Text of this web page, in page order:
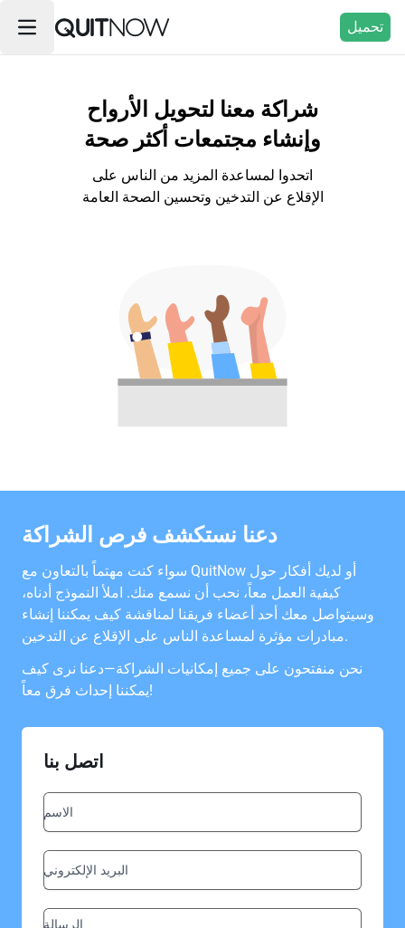
تحميل
شراكة معنا لتحويل الأرواح
وإنشاء مجتمعات أكثر صحة
اتحدوا لمساعدة المزيد من الناس على
الإقلاع عن التدخين وتحسين الصحة العامة
دعنا نستكشف فرص الشراكة
سواء كنت مهتماً بالتعاون مع QuitNow أو لديك أفكار حول
كيفية العمل معاً، نحب أن نسمع منك. املأ النموذج أدناه،
وسيتواصل معك أحد أعضاء فريقنا لمناقشة كيف يمكننا إنشاء
مبادرات مؤثرة لمساعدة الناس على الإقلاع عن التدخين.
نحن منفتحون على جميع إمكانيات الشراكة—دعنا نرى كيف
يمكننا إحداث فرق معاً!
اتصل بنا